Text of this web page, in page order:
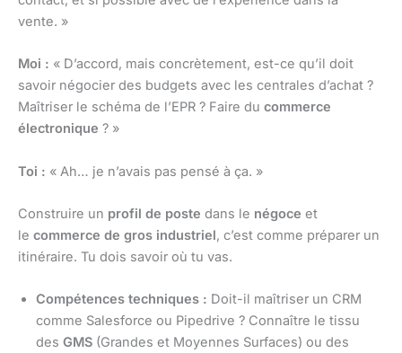
vente. »
Moi : « D’accord, mais concrètement, est-ce qu’il doit
savoir négocier des budgets avec les centrales d’achat ?
Maîtriser le schéma de l’EPR ? Faire du commerce
électronique ? »
Toi : « Ah… je n’avais pas pensé à ça. »
Construire un profil de poste dans le négoce et
le commerce de gros industriel, c’est comme préparer un
itinéraire. Tu dois savoir où tu vas.
Compétences techniques : Doit-il maîtriser un CRM
comme Salesforce ou Pipedrive ? Connaître le tissu
des GMS (Grandes et Moyennes Surfaces) ou des